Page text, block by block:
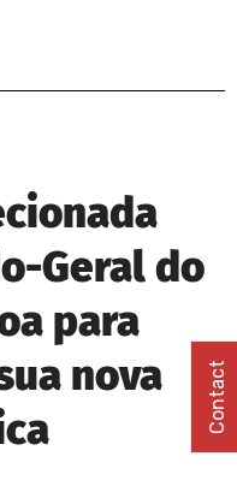
Geral do
para
nova
Contact